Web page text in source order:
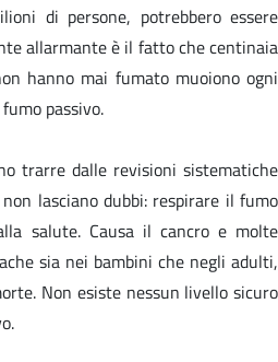
di persone, potrebbero essere
allarmante è il fatto che centinaia
hanno mai fumato muoiono ogni
passivo.
trarre dalle revisioni sistematiche
lasciano dubbi: respirare il fumo
salute. Causa il cancro e molte
sia nei bambini che negli adulti,
Non esiste nessun livello sicuro